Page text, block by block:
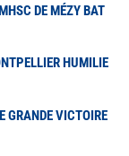
DE MÉZY BAT
HUMILIE
GRANDE VICTOIRE